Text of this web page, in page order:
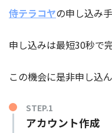
侍テラコヤの申し込み
申し込みは最短30秒で
この機会に是非申し込
STEP.1
アカウント作成